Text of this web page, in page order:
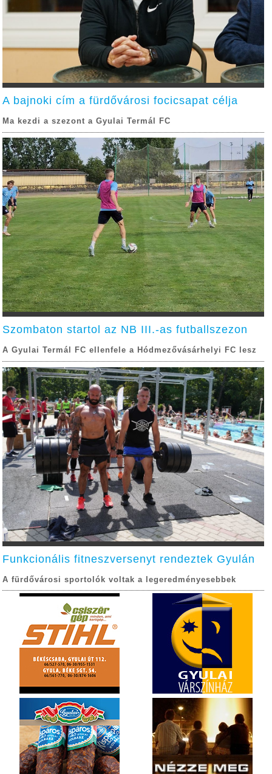
A bajnoki cím a fürdővárosi focicsapat célja
Ma kezdi a szezont a Gyulai Termál FC
Szombaton startol az NB III.-as futballszezon
A Gyulai Termál FC ellenfele a Hódmezővásárhelyi FC lesz
Funkcionális fitneszversenyt rendeztek Gyulán
A fürdővárosi sportolók voltak a legeredményesebbek